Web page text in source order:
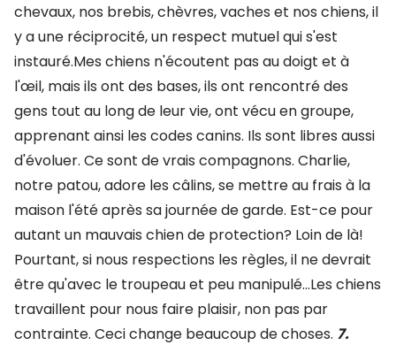
chevaux, nos brebis, chèvres, vaches et nos chiens, il
y a une réciprocité, un respect mutuel qui s'est
instauré.Mes chiens n'écoutent pas au doigt et à
l'œil, mais ils ont des bases, ils ont rencontré des
gens tout au long de leur vie, ont vécu en groupe,
apprenant ainsi les codes canins. Ils sont libres aussi
d'évoluer. Ce sont de vrais compagnons. Charlie,
notre patou, adore les câlins, se mettre au frais à la
maison l'été après sa journée de garde. Est-ce pour
autant un mauvais chien de protection? Loin de là!
Pourtant, si nous respections les règles, il ne devrait
être qu'avec le troupeau et peu manipulé...Les chiens
travaillent pour nous faire plaisir, non pas par
contrainte. Ceci change beaucoup de choses. 7.